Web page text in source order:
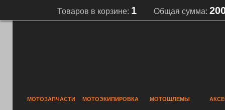
Товаров в корзине: 1 Общая сумма:
МОТОЗАПЧАСТИ МОТОЭКИПИРОВКА МОТОШЛЕМЫ